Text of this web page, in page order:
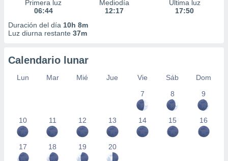
Primera luz
06:44
Mediodía
12:17
Última luz
17:50
Duración del día 10h 8m
Luz diurna restante 37m
Calendario lunar
Lun Mar Mié Jue Vie Sáb
Dom
7
8 9
10 11 12 13 14 15 16
17 18 19 20